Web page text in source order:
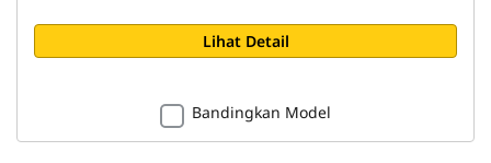
Lihat Detail
Bandingkan Model